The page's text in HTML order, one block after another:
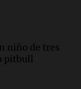
argentinos
niño de tres
pitbull